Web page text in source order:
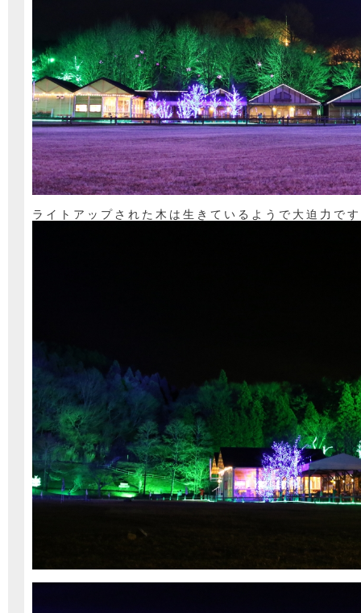
ライトアップされた木は生きているようで大迫力で